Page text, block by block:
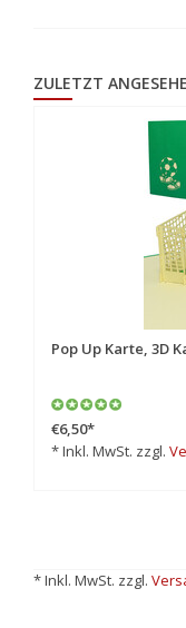
ZULETZT
Pop Up Karte, 3D
€6,50*
* Inkl. MwSt. zzgl.
* Inkl. MwSt. zzgl.